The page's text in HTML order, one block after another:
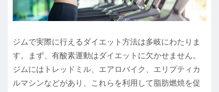
ジムで実際に行えるダイエット方法は多岐にわたりま
す。まず、有酸素運動はダイエットに欠かせません。
ジムにはトレッドミル、エアロバイク、エリプティカ
ルマシンなどがあり、これらを利用して脂肪燃焼を促